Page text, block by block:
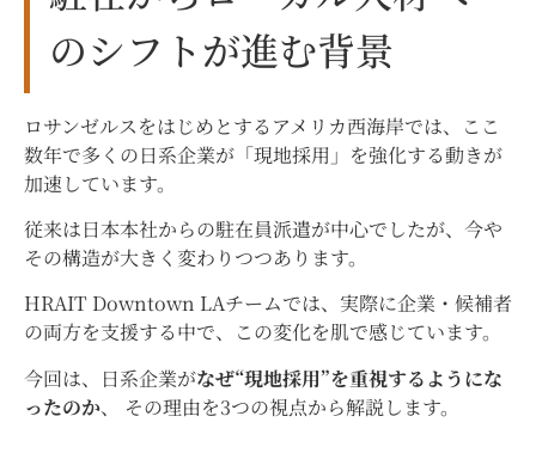
のシフトが進む背景
ロサンゼルスをはじめとするアメリカ西海岸では、ここ
数年で多くの日系企業が「現地採用」を強化する動きが
加速しています。
従来は日本本社からの駐在員派遣が中心でしたが、今や
その構造が大きく変わりつつあります。
HRAIT Downtown LAチームでは、実際に企業・候補者
の両方を支援する中で、この変化を肌で感じています。
今回は、日系企業がなぜ“現地採用”を重視するようにな
ったのか、 その理由を3つの視点から解説します。